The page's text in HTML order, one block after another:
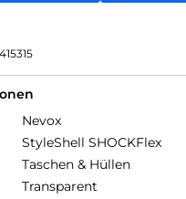
Nevox
StyleShell SHOCKFlex
Taschen & Hüllen
Transparent